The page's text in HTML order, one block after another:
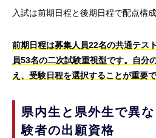
入試は前期日程と後期日程で配点構
前期日程は募集人員22名の共通テス
員53名の二次試験重視型です。自分
え、受験日程を選択することが重要で
県内生と県外生で異
験者の出願資格